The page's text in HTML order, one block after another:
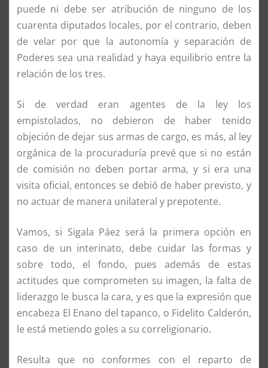
puede ni debe ser atribución de ninguno de los
cuarenta diputados locales, por el contrario, deben
de velar por que la autonomía y separación de
Poderes sea una realidad y haya equilibrio entre la
relación de los tres.
Si de verdad eran agentes de la ley los
empistolados, no debieron de haber tenido
objeción de dejar sus armas de cargo, es más, al ley
orgánica de la procuraduría prevé que si no están
de comisión no deben portar arma, y si era una
visita oficial, entonces se debió de haber previsto, y
no actuar de manera unilateral y prepotente.
Vamos, si Sigala Páez será la primera opción en
caso de un interinato, debe cuidar las formas y
sobre todo, el fondo, pues además de estas
actitudes que comprometen su imagen, la falta de
liderazgo le busca la cara, y es que la expresión que
encabeza El Enano del tapanco, o Fidelito Calderón,
le está metiendo goles a su correligionario.
Resulta que no conformes con el reparto de